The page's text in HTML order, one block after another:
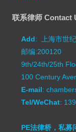
联系律师 Contact
Add: 上海市世
邮编:200120
9th/24th/25th
100 Century
E-mail:
Tel/WeChat:
PE法律桥，私募